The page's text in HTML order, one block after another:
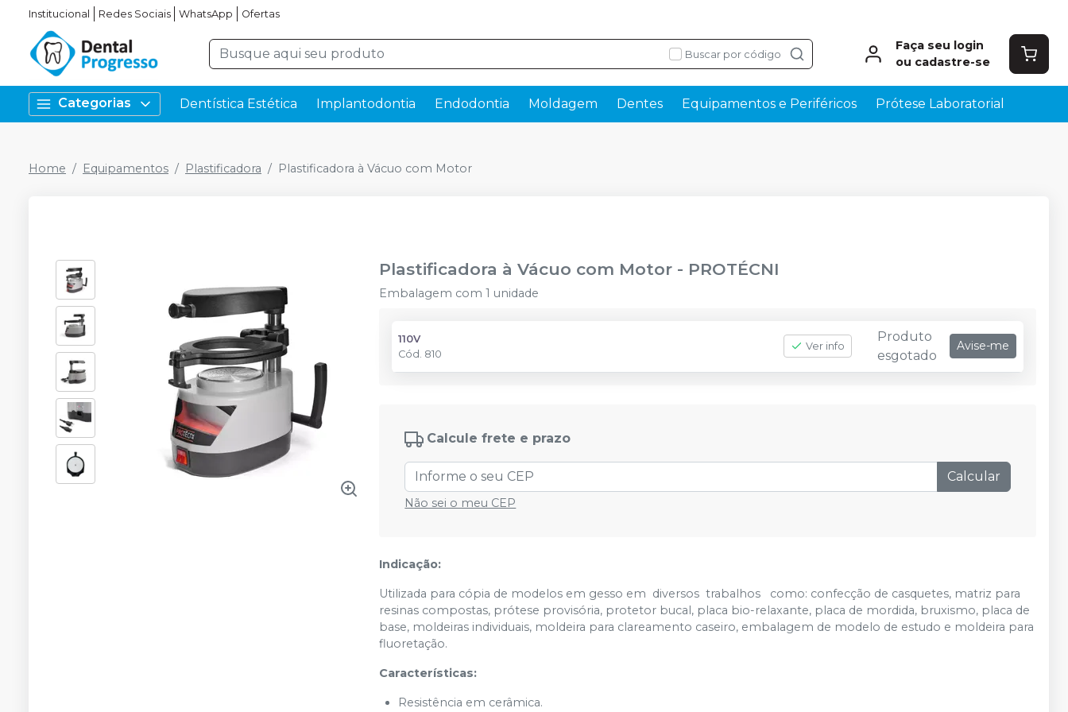
Institucional Redes Sociais WhatsApp Ofertas
Buscar por código
Faça seu login
ou cadastre-se
Categorias Dentística Estética Implantodontia Endodontia Moldagem Dentes Equipamentos e Periféricos Prótese Laboratorial
Home Equipamentos Plastificadora Plastificadora à Vácuo com Motor
Plastificadora à Vácuo com Motor - PROTÉCNI
Embalagem com 1 unidade
110V
Cód. 810
Ver info
Produto
esgotado
Avise-me
Calcule frete e prazo
Calcular
Não sei o meu CEP
Indicação:
Utilizada para cópia de modelos em gesso em diversos trabalhos como: confecção de casquetes, matriz para
resinas compostas, prótese provisória, protetor bucal, placa bio-relaxante, placa de mordida, bruxismo, placa de
base, moldeiras individuais, moldeira para clareamento caseiro, embalagem de modelo de estudo e moldeira para
fluoretação.
Características:
Resistência em cerâmica.